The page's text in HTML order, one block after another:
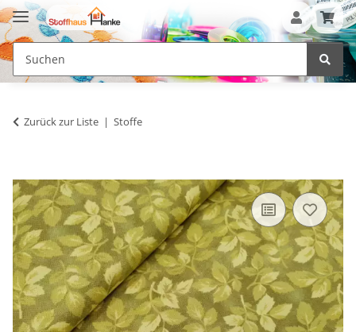
Zurück zur Liste Stoffe